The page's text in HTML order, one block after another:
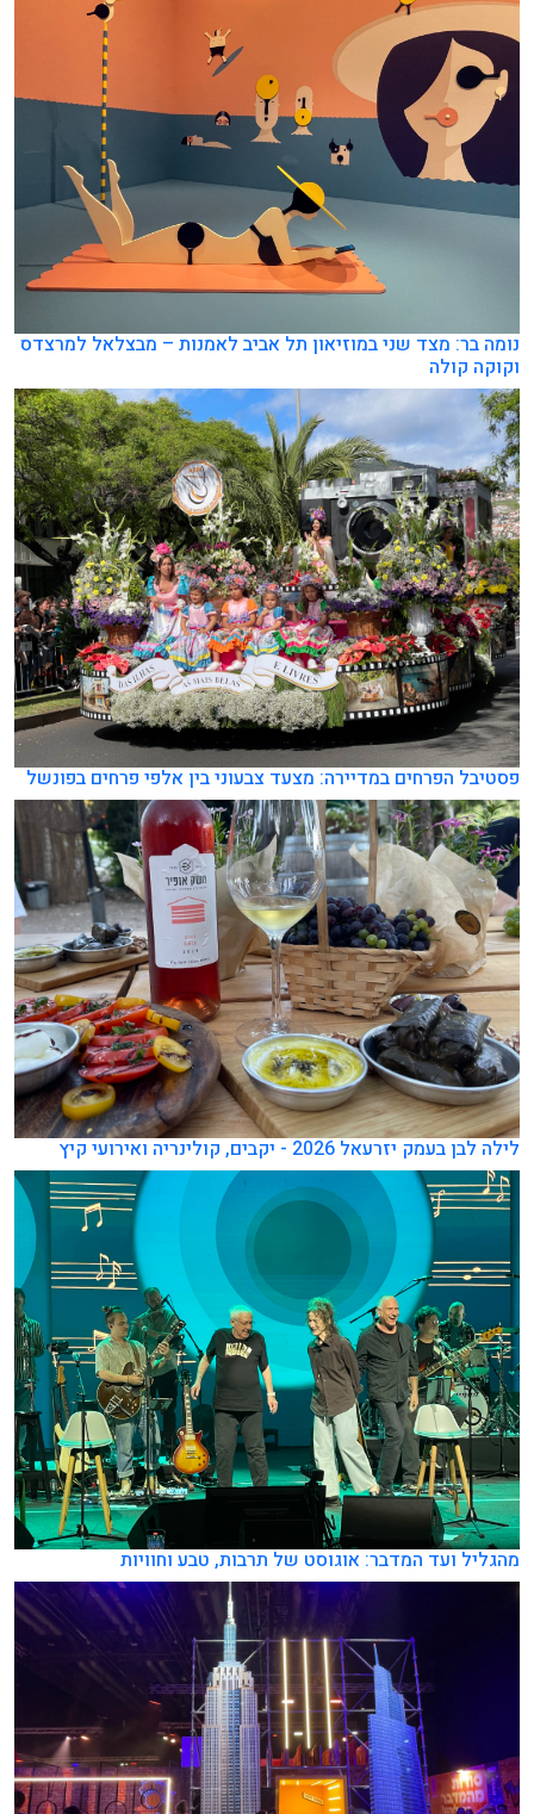
נומה בר: מצד שני במוזיאון תל אביב לאמנות – מבצלאל למרצדס
וקוקה קולה
פסטיבל הפרחים במדיירה: מצעד צבעוני בין אלפי פרחים בפונשל
לילה לבן בעמק יזרעאל 2026 - יקבים, קולינריה ואירועי קיץ
מהגליל ועד המדבר: אוגוסט של תרבות, טבע וחוויות